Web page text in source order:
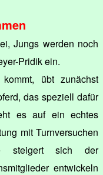
Jungs werden noch
Pridik ein.
übt zunächst
das speziell dafür
es auf ein echtes
mit Turnversuchen
steigert sich der
entwickeln